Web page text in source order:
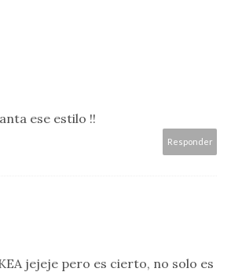
ese estilo !!
Responder
jejeje pero es cierto, no solo es